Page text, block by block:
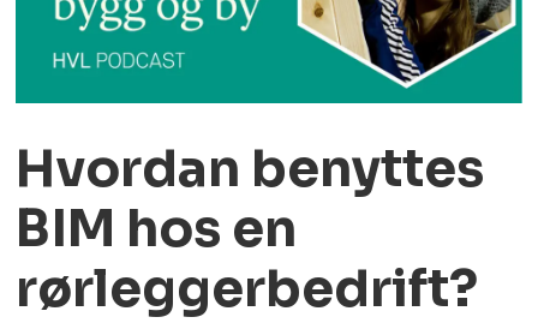
Hvordan benyttes
BIM hos en
rørleggerbedrift?